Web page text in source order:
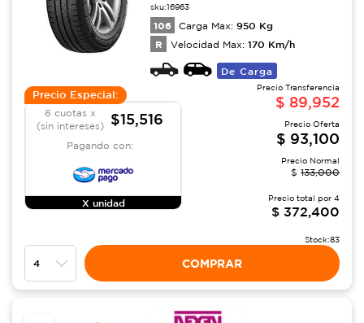
sku:16963
106 Carga Max: 950 Kg
R Velocidad Max: 170 Km/h
De Carga
Precio Especial:
6 cuotas x
(sin intereses)
$15,516
Pagando con:
X unidad
Precio Transferencia
$ 89,952
Precio Oferta
$ 93,100
Precio Normal
$ 133,000
Precio total por 4
$ 372,400
Stock:83
COMPRAR